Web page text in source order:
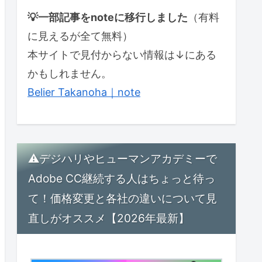
💡一部記事をnoteに移行しました （有料
に見えるが全て無料）
本サイトで見付からない情報は↓にある
かもしれません。
Belier Takanoha｜note
⚠デジハリやヒューマンアカデミーで
Adobe CC継続する人はちょっと待っ
て！価格変更と各社の違いについて見
直しがオススメ【2026年最新】